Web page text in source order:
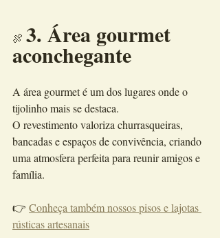
🍖 3. Área gourmet
aconchegante
A área gourmet é um dos lugares onde o
tijolinho mais se destaca.
O revestimento valoriza churrasqueiras,
bancadas e espaços de convivência, criando
uma atmosfera perfeita para reunir amigos e
família.
👉 Conheça também nossos pisos e lajotas
rústicas artesanais